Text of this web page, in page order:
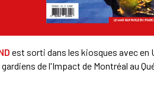
est sorti dans les kiosques avec en
de l'Impact de Montréal au